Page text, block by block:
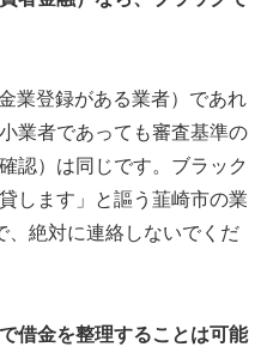
業登録がある業者）であれ
業者であっても審査基準の
認）は同じです。ブラック
します」と謳う韮崎市の業
、絶対に連絡しないでくだ
借金を整理することは可能